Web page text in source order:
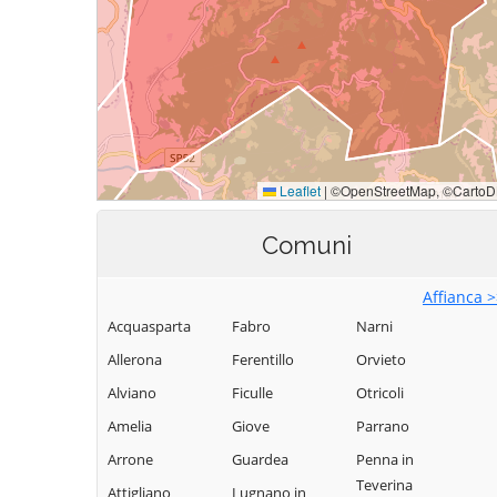
Comuni
Affianca
Acquasparta
Allerona
Alviano
Amelia
Arrone
Attigliano
Fabro
Ferentillo
Ficulle
Giove
Guardea
Lugnano in
Narni
Orvieto
Otricoli
Parrano
Penna in
Teverina